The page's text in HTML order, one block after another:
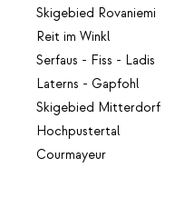
Skigebied Rovaniemi
Reit im Winkl
Serfaus - Fiss - Ladis
Laterns - Gapfohl
Skigebied Mitterdorf
Hochpustertal
Courmayeur